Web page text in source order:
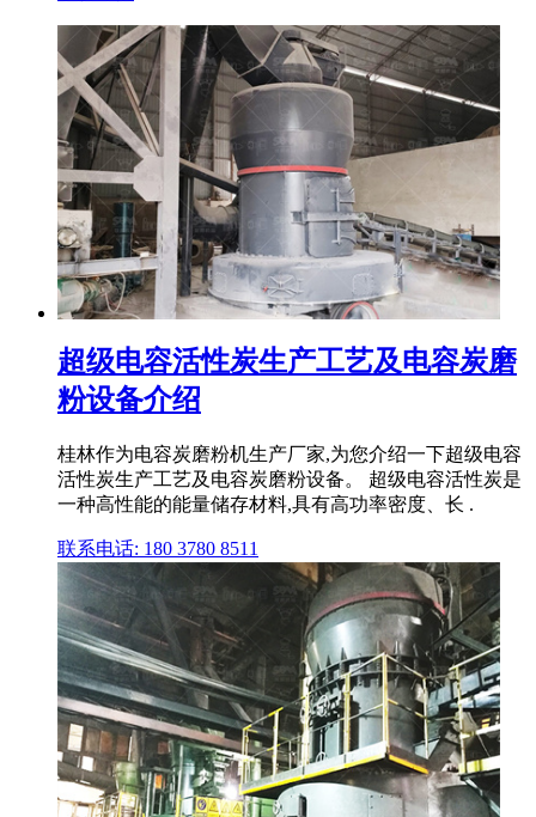
超级电容活性炭生产工艺及电容炭磨
粉设备介绍
桂林作为电容炭磨粉机生产厂家,为您介绍一下超级电容
活性炭生产工艺及电容炭磨粉设备。 超级电容活性炭是
一种高性能的能量储存材料,具有高功率密度、长 .
联系电话: 180 3780 8511